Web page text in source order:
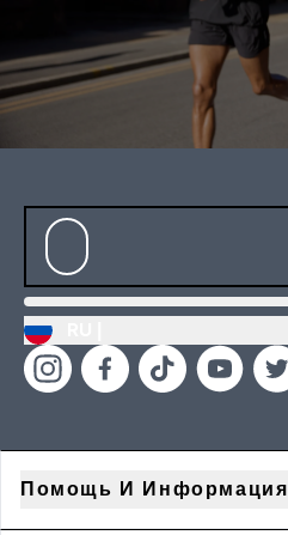
Помощь И Информация